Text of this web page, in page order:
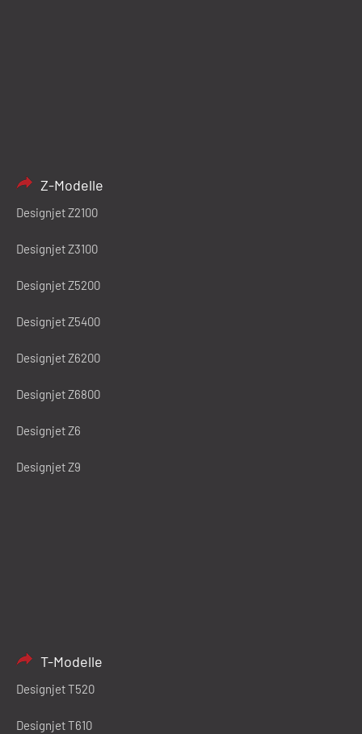
Z-Modelle
Designjet Z2100
Designjet Z3100
Designjet Z5200
Designjet Z5400
Designjet Z6200
Designjet Z6800
Designjet Z6
Designjet Z9
T-Modelle
Designjet T520
Designjet T610